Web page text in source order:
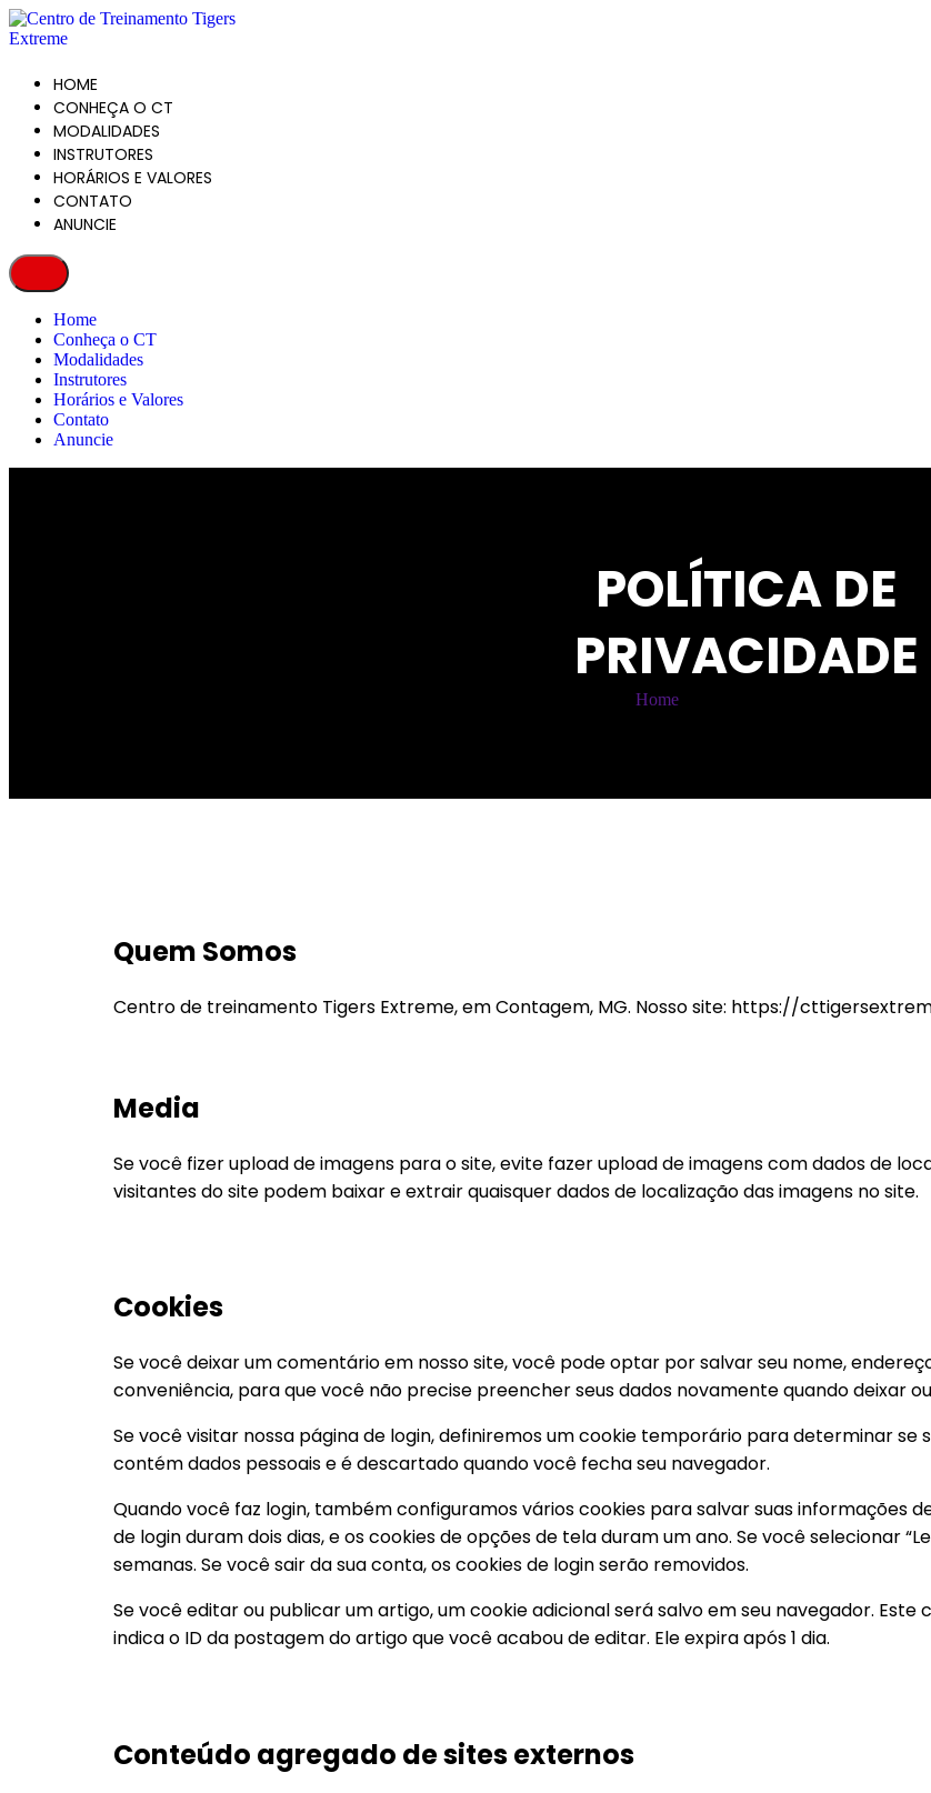
HOME
CONHEÇA O CT
MODALIDADES
INSTRUTORES
HORÁRIOS E VALORES
CONTATO
ANUNCIE
Home
Conheça o CT
Modalidades
Instrutores
Horários e Valores
Contato
Anuncie
POLÍTICA DE
PRIVACIDADE
Home
Quem Somos
Centro de treinamento Tigers Extreme, em Contagem, MG. Nosso site: https://
Media
Se você fizer upload de imagens para o site, evite fazer upload de imagens com dados de
visitantes do site podem baixar e extrair quaisquer dados de localização das imagens no site.
Cookies
Se você deixar um comentário em nosso site, você pode optar por salvar seu nome,
conveniência, para que você não precise preencher seus dados novamente quando deixar
Se você visitar nossa página de login, definiremos um cookie temporário para determinar se
contém dados pessoais e é descartado quando você fecha seu navegador.
Quando você faz login, também configuramos vários cookies para salvar suas informações
de login duram dois dias, e os cookies de opções de tela duram um ano. Se você selecionar
semanas. Se você sair da sua conta, os cookies de login serão removidos.
Se você editar ou publicar um artigo, um cookie adicional será salvo em seu navegador.
indica o ID da postagem do artigo que você acabou de editar. Ele expira após 1 dia.
Conteúdo agregado de sites externos